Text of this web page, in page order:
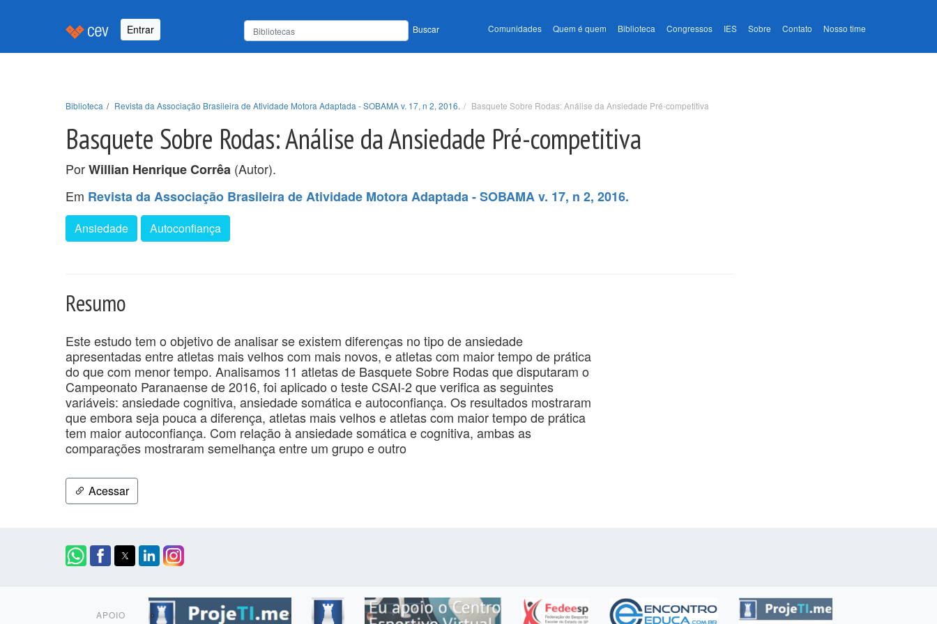
Entrar Buscar Comunidades Quem é quem Biblioteca Congressos IES Sobre Contato Nosso time
Biblioteca Revista da Associação Brasileira de Atividade Motora Adaptada - SOBAMA v. 17, n 2, 2016. Basquete Sobre Rodas: Análise da Ansiedade Pré-competitiva
Basquete Sobre Rodas: Análise da Ansiedade Pré-competitiva
PorWillian Henrique Corrêa (Autor).
Em Revista da Associação Brasileira de Atividade Motora Adaptada - SOBAMA v. 17, n 2, 2016.
Ansiedade Autoconfiança
Resumo
Este estudo tem o objetivo de analisar se existem diferenças no tipo de ansiedade
apresentadas entre atletas mais velhos com mais novos, e atletas com maior tempo de prática
do que com menor tempo. Analisamos 11 atletas de Basquete Sobre Rodas que disputaram o
Campeonato Paranaense de 2016, foi aplicado o teste CSAI-2 que verifica as seguintes
variáveis: ansiedade cognitiva, ansiedade somática e autoconfiança. Os resultados mostraram
que embora seja pouca a diferença, atletas mais velhos e atletas com maior tempo de prática
tem maior autoconfiança. Com relação à ansiedade somática e cognitiva, ambas as
comparações mostraram semelhança entre um grupo e outro
Acessar
APOIO